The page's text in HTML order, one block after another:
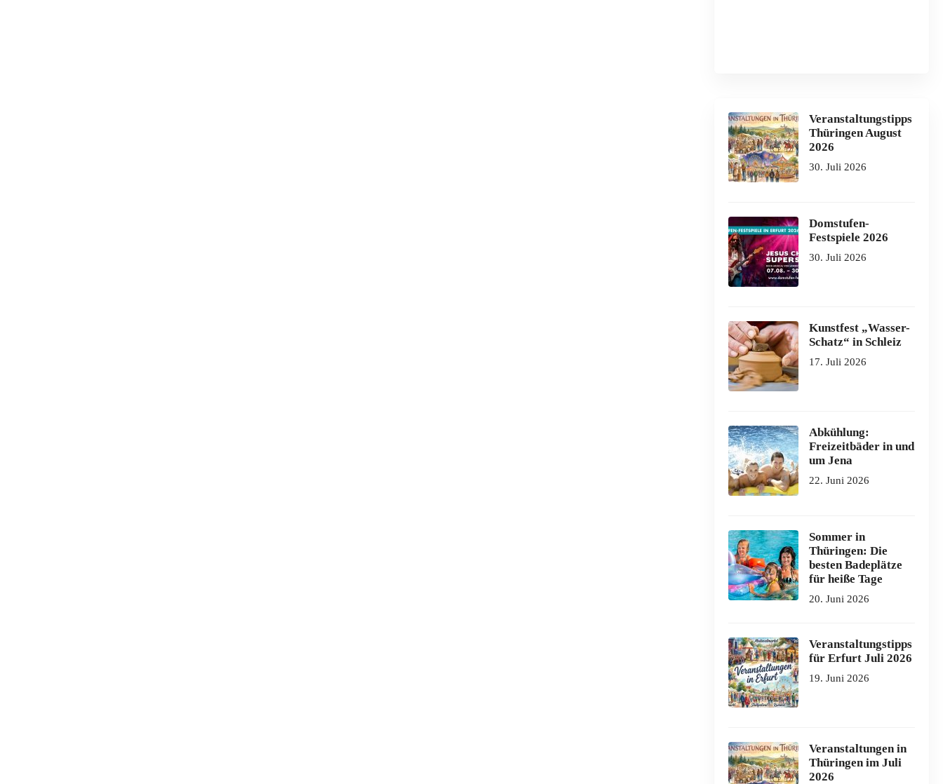
Veranstaltungstipps
Thüringen August
2026
30. Juli 2026
Domstufen-
Festspiele 2026
30. Juli 2026
Kunstfest „Wasser-
Schatz“ in Schleiz
17. Juli 2026
Abkühlung:
Freizeitbäder in und
um Jena
22. Juni 2026
Sommer in
Thüringen: Die
besten Badeplätze
für heiße Tage
20. Juni 2026
Veranstaltungstipps
für Erfurt Juli 2026
19. Juni 2026
Veranstaltungen in
Thüringen im Juli
2026